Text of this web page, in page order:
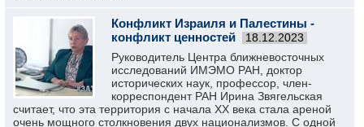
Конфликт Израиля и Палестины -
конфликт ценностей
18.12.2023
Руководитель Центра ближневосточных
исследований ИМЭМО РАН, доктор
исторических наук, профессор, член-
корреспондент РАН Ирина Звягельская
считает, что эта территория с начала ХХ века стала ареной
очень мощного столкновения двух национализмов. С одной